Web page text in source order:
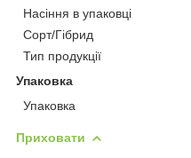
Насіння в упаковці
Сорт/Гібрид
Тип продукції
Упаковка
Упаковка
Приховати